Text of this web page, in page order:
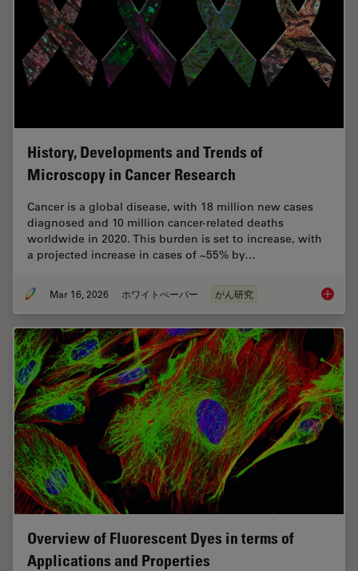
History, Developments and Trends of
Microscopy in Cancer Research
Cancer is a global disease, with 18 million new cases
diagnosed and 10 million cancer-related deaths
worldwide in 2020. This burden is set to increase, with
a projected increase in cases of ~55% by…
Mar 16, 2026 ホワイトぺーパー がん研究
Overview of Fluorescent Dyes in terms of
Applications and Properties